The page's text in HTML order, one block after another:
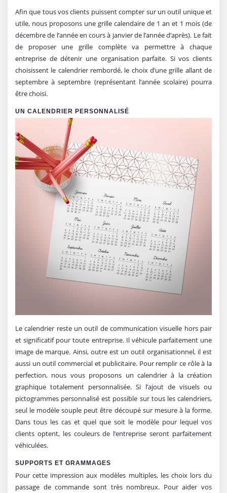
Afin que tous vos clients puissent compter sur un outil unique et
utile, nous proposons une grille calendaire de 1 an et 1 mois (de
décembre de l’année en cours à janvier de l’année d’après). Le fait
de proposer une grille complète va permettre à chaque
entreprise de détenir une organisation parfaite. Si vos clients
choisissent le calendrier rembordé, le choix d’une grille allant de
septembre à septembre (représentant l’année scolaire) pourra
être choisi.
UN CALENDRIER PERSONNALISÉ
Le calendrier reste un outil de communication visuelle hors pair
et significatif pour toute entreprise. Il véhicule parfaitement une
image de marque. Ainsi, outre est un outil organisationnel, il est
aussi un outil commercial et publicitaire. Pour remplir ce rôle à la
perfection, nous vous proposons un calendrier à la création
graphique totalement personnalisée. Si l’ajout de visuels ou
pictogrammes personnalisé est possible sur tous les calendriers,
seul le modèle souple peut être découpé sur mesure à la forme.
Dans tous les cas et quel que soit le modèle pour lequel vos
clients optent, les couleurs de l’entreprise seront parfaitement
véhiculées.
SUPPORTS ET GRAMMAGES
Pour cette impression aux modèles multiples, les choix lors du
passage de commande sont très nombreux. Pour aider vos